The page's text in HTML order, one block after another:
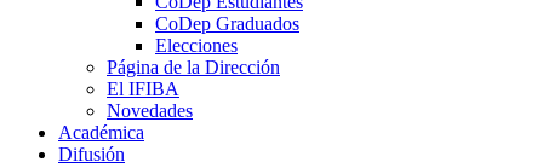
CoDep Graduados
Elecciones
Página de la Dirección
El IFIBA
Novedades
Académica
Difusión